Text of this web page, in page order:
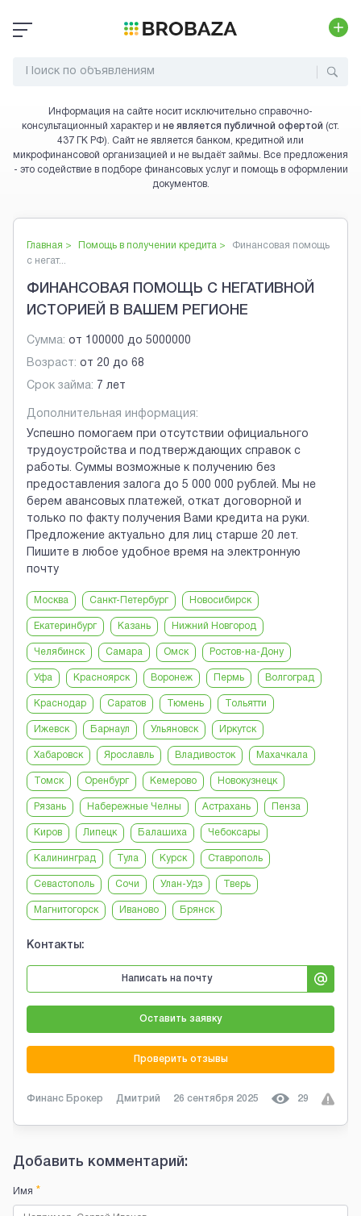
Информация на сайте носит исключительно справочно-
консультационный характер и не является публичной офертой (ст.
437 ГК РФ). Сайт не является банком, кредитной или
микрофинансовой организацией и не выдаёт займы. Все предложения
- это содействие в подборе финансовых услуг и помощь в оформлении
документов.
Главная > Помощь в получении кредита >
Финансовая помощь
с негат...
ФИНАНСОВАЯ ПОМОЩЬ С НЕГАТИВНОЙ
ИСТОРИЕЙ В ВАШЕМ РЕГИОНЕ
Сумма: от 100000 до 5000000
Возраст: от 20 до 68
Срок займа: 7 лет
Дополнительная информация:
Успешно помогаем при отсутствии официального
трудоустройства и подтверждающих справок с
работы. Суммы возможные к получению без
предоставления залога до 5 000 000 рублей. Мы не
берем авансовых платежей, откат договорной и
только по факту получения Вами кредита на руки.
Предложение актуально для лиц старше 20 лет.
Пишите в любое удобное время на электронную
почту
Москва Санкт-Петербург Новосибирск
Екатеринбург Казань Нижний Новгород
Челябинск Самара Омск Ростов-на-Дону
Уфа Красноярск Воронеж Пермь Волгоград
Краснодар Саратов Тюмень Тольятти
Ижевск Барнаул Ульяновск Иркутск
Хабаровск Ярославль Владивосток Махачкала
Томск Оренбург Кемерово Новокузнецк
Рязань Набережные Челны Астрахань Пенза
Киров Липецк Балашиха Чебоксары
Калининград Тула Курск Ставрополь
Севастополь Сочи Улан-Удэ Тверь
Магнитогорск Иваново Брянск
Контакты:
Написать на почту
Оставить заявку
Проверить отзывы
Финанс Брокер Дмитрий 26 сентября 2025 29
Добавить комментарий:
Имя *